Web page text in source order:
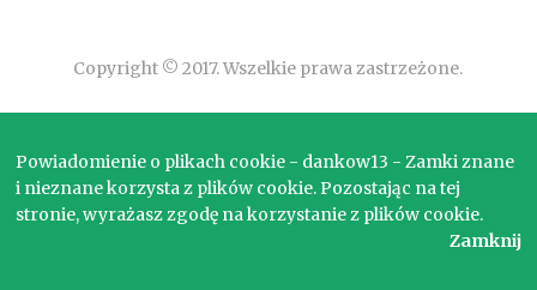
Copyright © 2017. Wszelkie prawa zastrzeżone.
Powiadomienie o plikach cookie - dankow13 - Zamki znane
i nieznane korzysta z plików cookie. Pozostając na tej
stronie, wyrażasz zgodę na korzystanie z plików cookie.
Zamknij